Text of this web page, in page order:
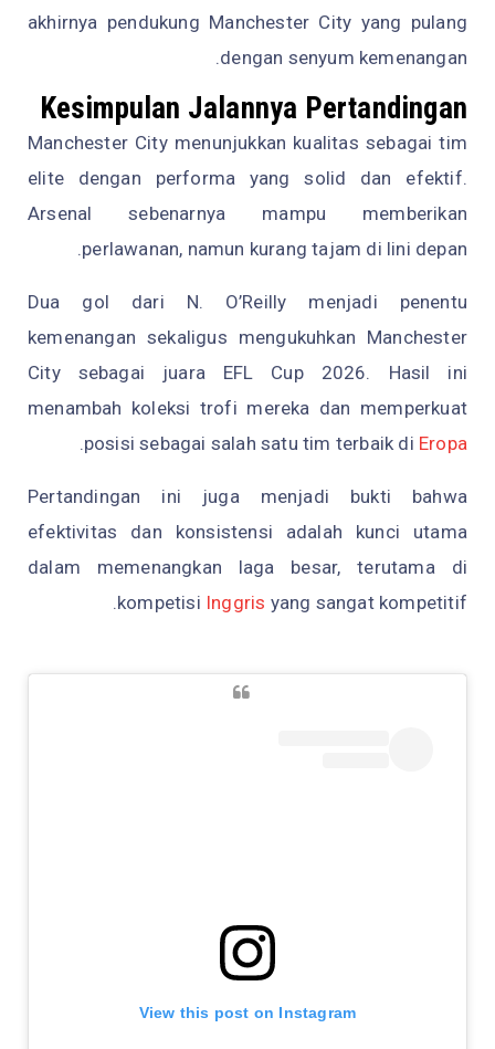
akhirnya pendukung Manchester City yang pulang
dengan senyum kemenangan.
Kesimpulan Jalannya Pertandingan
Manchester City menunjukkan kualitas sebagai tim
elite dengan performa yang solid dan efektif.
Arsenal sebenarnya mampu memberikan
perlawanan, namun kurang tajam di lini depan.
Dua gol dari N. O’Reilly menjadi penentu
kemenangan sekaligus mengukuhkan Manchester
City sebagai juara EFL Cup 2026. Hasil ini
menambah koleksi trofi mereka dan memperkuat
posisi sebagai salah satu tim terbaik di Eropa
.
Pertandingan ini juga menjadi bukti bahwa
efektivitas dan konsistensi adalah kunci utama
dalam memenangkan laga besar, terutama di
kompetisi Inggris yang sangat kompetitif.
View this post on Instagram